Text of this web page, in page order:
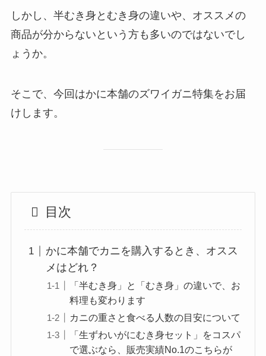
しかし、半むき身とむき身の違いや、オススメの
商品が分からないという方も多いのではないでし
ょうか。
そこで、今回はかに本舗のズワイガニ特集をお届
けします。
目次
かに本舗でカニを購入するとき、オスス
メはどれ？
「半むき身」と「むき身」の違いで、お
料理も変わります
カニの重さと食べる人数の目安について
「生ずわいがにむき身セット」をコスパ
で選ぶなら、販売実績No.1のこちらが